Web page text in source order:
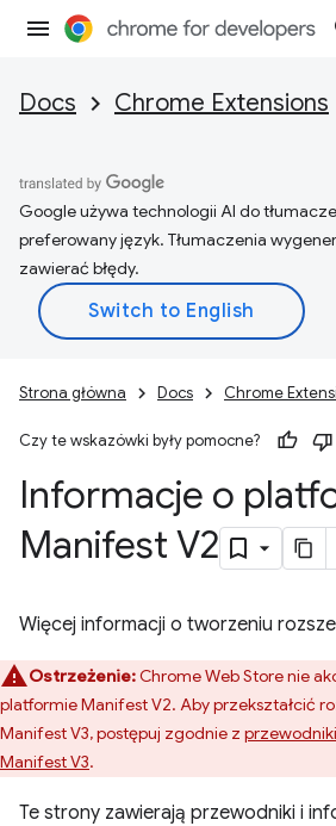
Docs Chrome Extensions
Google używa technologii AI do
preferowany język. Tłumaczenia
zawierać błędy.
Strona główna Docs Chrome
Czy te wskazówki były pomocne?
Informacje o
Manifest V2
Więcej informacji o tworzeniu
Ostrzeżenie:Chrome Web Store nie
platformie Manifest V2. Aby przekształcić
Manifest V3, postępuj zgodnie z
Manifest V3.
Te strony zawierają przewodniki i